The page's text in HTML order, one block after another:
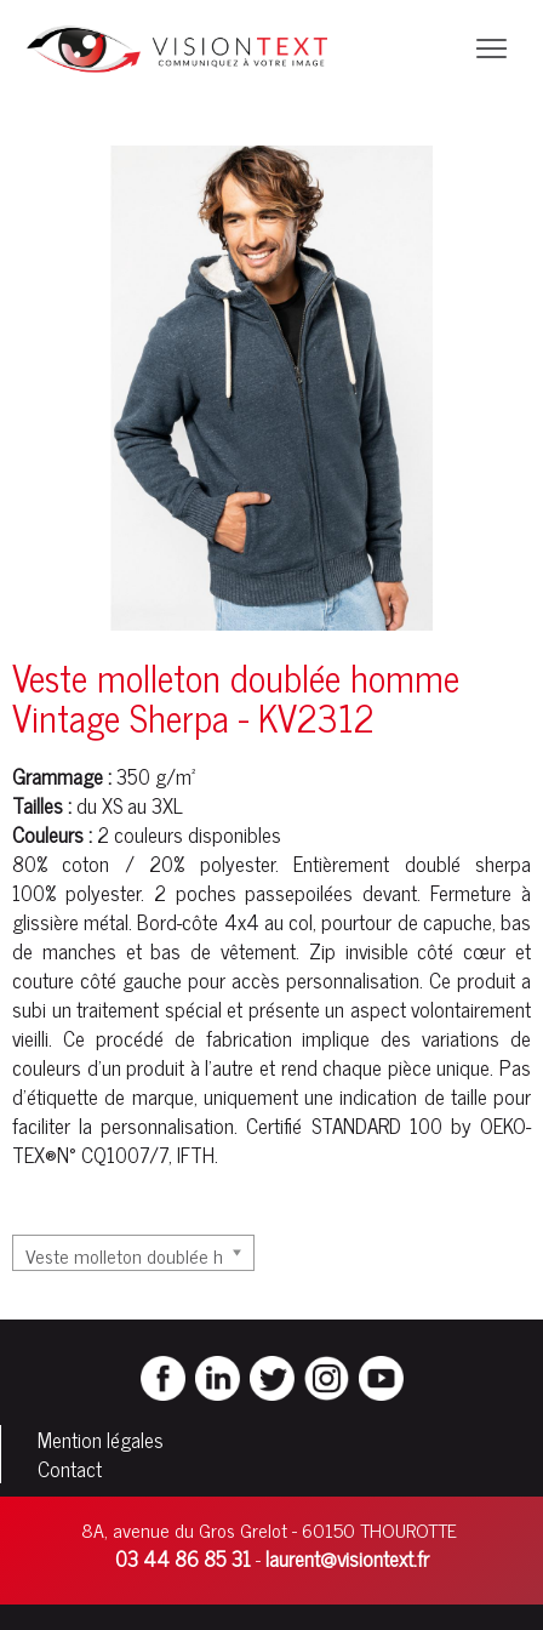
Veste molleton doublée homme
Vintage Sherpa - KV2312
Grammage :350 g/m²
Tailles :du XS au 3XL
Couleurs :2 couleurs disponibles
80% coton / 20% polyester. Entièrement doublé sherpa
100% polyester. 2 poches passepoilées devant. Fermeture à
glissière métal. Bord-côte 4x4 au col, pourtour de capuche, bas
de manches et bas de vêtement. Zip invisible côté cœur et
couture côté gauche pour accès personnalisation. Ce produit a
subi un traitement spécial et présente un aspect volontairement
vieilli. Ce procédé de fabrication implique des variations de
couleurs d'un produit à l'autre et rend chaque pièce unique. Pas
d'étiquette de marque, uniquement une indication de taille pour
faciliter la personnalisation. Certifié STANDARD 100 by OEKO-
TEX®N° CQ1007/7, IFTH.
Mention légales
Contact
8A, avenue du Gros Grelot - 60150 THOUROTTE
03 44 86 85 31-laurent@visiontext.fr